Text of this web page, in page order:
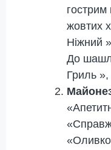
жовтих
Ніжний
До
Гриль »,